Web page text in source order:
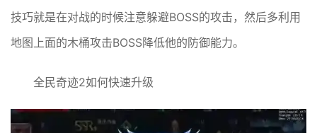
技巧就是在对战的时候注意躲避BOSS的攻击，然后多利用
地图上面的木桶攻击BOSS降低他的防御能力。
全民奇迹2如何快速升级